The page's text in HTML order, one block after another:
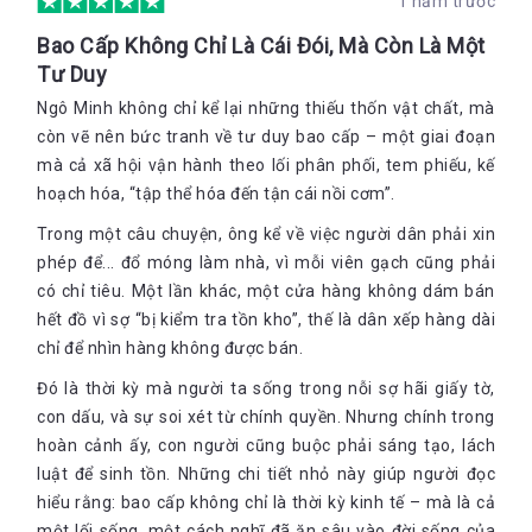
gọt nham nhở, mái lợp hay phên che toàn bằng cỏ rười, nằm
chơ vơ trên nền cát trắng. Cả làng hầu như không có nhà nào
xây toilet. Ai có nhu cầu muốn đi vệ sinh thì ra bãi cát hay lội
biển. Cát cả một vùng trời mênh mông, kiếm một gốc dương
hay gốc dại là đã đủ để giải tỏa “bầu tâm sự”. Trẻ con thời ấy
lên 11, 12 tuổi, học đến lớp 2, lớp 3 rồi mà vẫn cởi tồng ngồng
đi chơi khắp xóm. Nào là đánh khăn, bắt còng, bắt cáy,… chơi
suốt ngày nên đứa nào cũng tóc đỏ, tóc vàng như người Hàn
Quốc.
Năm 1963, chính phủ bắt đầu xếp ngư dân và diêm dân vào
bảy tám đứa con chật trong chật ngoài. Nhờ ơn sổ gạo và
phiếu tem vải mà gánh nặng cơm áo gạo tiền giờ đây đã được
giảm gánh phần nào. Không còn cảnh phải bám biển ngày
đêm, gạo vẫn kìn kìn tới tháng gánh về. Đầu tháng là cảnh
người người nhà nhà xếp rồng rắn trước Cửa hàng Lương thực
chợ Mai trên Quốc lộ 1 mua gạo. Có gạo có vải cuộc sống của
dân làng đỡ đần hơn phần nào. Tuy nhiên, vẫn còn phảng phất
đâu đó cái đói và nghèo vẫn đeo bám dai dẳng. Bữa cơm hàng
ngày chủ yếu là cơm độn với khoai sắn. Những ngôi nhà vẫn
cứ đứng chỏng chơ giữa mênh mông bãi cát với cỏ tranh, cỏ
rười và cột gỗ dương lụp xụp. Đói vẫn hoàn đói, hình ảnh
những gia đình thiếu ăn chạy vạy từng bữa cơm vẫn còn đó….!
Thời bao cấp có 1001 câu chuyện để kể, trong đó chắc chắn
không thể không nhắc tới đề tài đi xem phim. Mỗi năm ở
Quảng Bình hay có nhiều đội chiếu bóng lưu động về tới xóm
làng. Tiếng loa phát thanh vang lên khắp nơi, làm nao lòng cả
người già và trẻ nhỏ: “Hôm nay đội chiếu bóng số 175 sẽ phục
vụ bà con hai bộ phim thời sự và phim truyện…”. Từ lúc mặt
Bao Cấp Không Chỉ Là Cái Đói, Mà Còn Là Một
Tư Duy
Ngô Minh không chỉ kể lại những thiếu thốn vật chất, mà
còn vẽ nên bức tranh về tư duy bao cấp – một giai đoạn
mà cả xã hội vận hành theo lối phân phối, tem phiếu, kế
hoạch hóa, “tập thể hóa đến tận cái nồi cơm”.
Trong một câu chuyện, ông kể về việc người dân phải xin
phép để... đổ móng làm nhà, vì mỗi viên gạch cũng phải
có chỉ tiêu. Một lần khác, một cửa hàng không dám bán
hết đồ vì sợ “bị kiểm tra tồn kho”, thế là dân xếp hàng dài
chỉ để nhìn hàng không được bán.
Đó là thời kỳ mà người ta sống trong nỗi sợ hãi giấy tờ,
con dấu, và sự soi xét từ chính quyền. Nhưng chính trong
hoàn cảnh ấy, con người cũng buộc phải sáng tạo, lách
luật để sinh tồn. Những chi tiết nhỏ này giúp người đọc
hiểu rằng: bao cấp không chỉ là thời kỳ kinh tế – mà là cả